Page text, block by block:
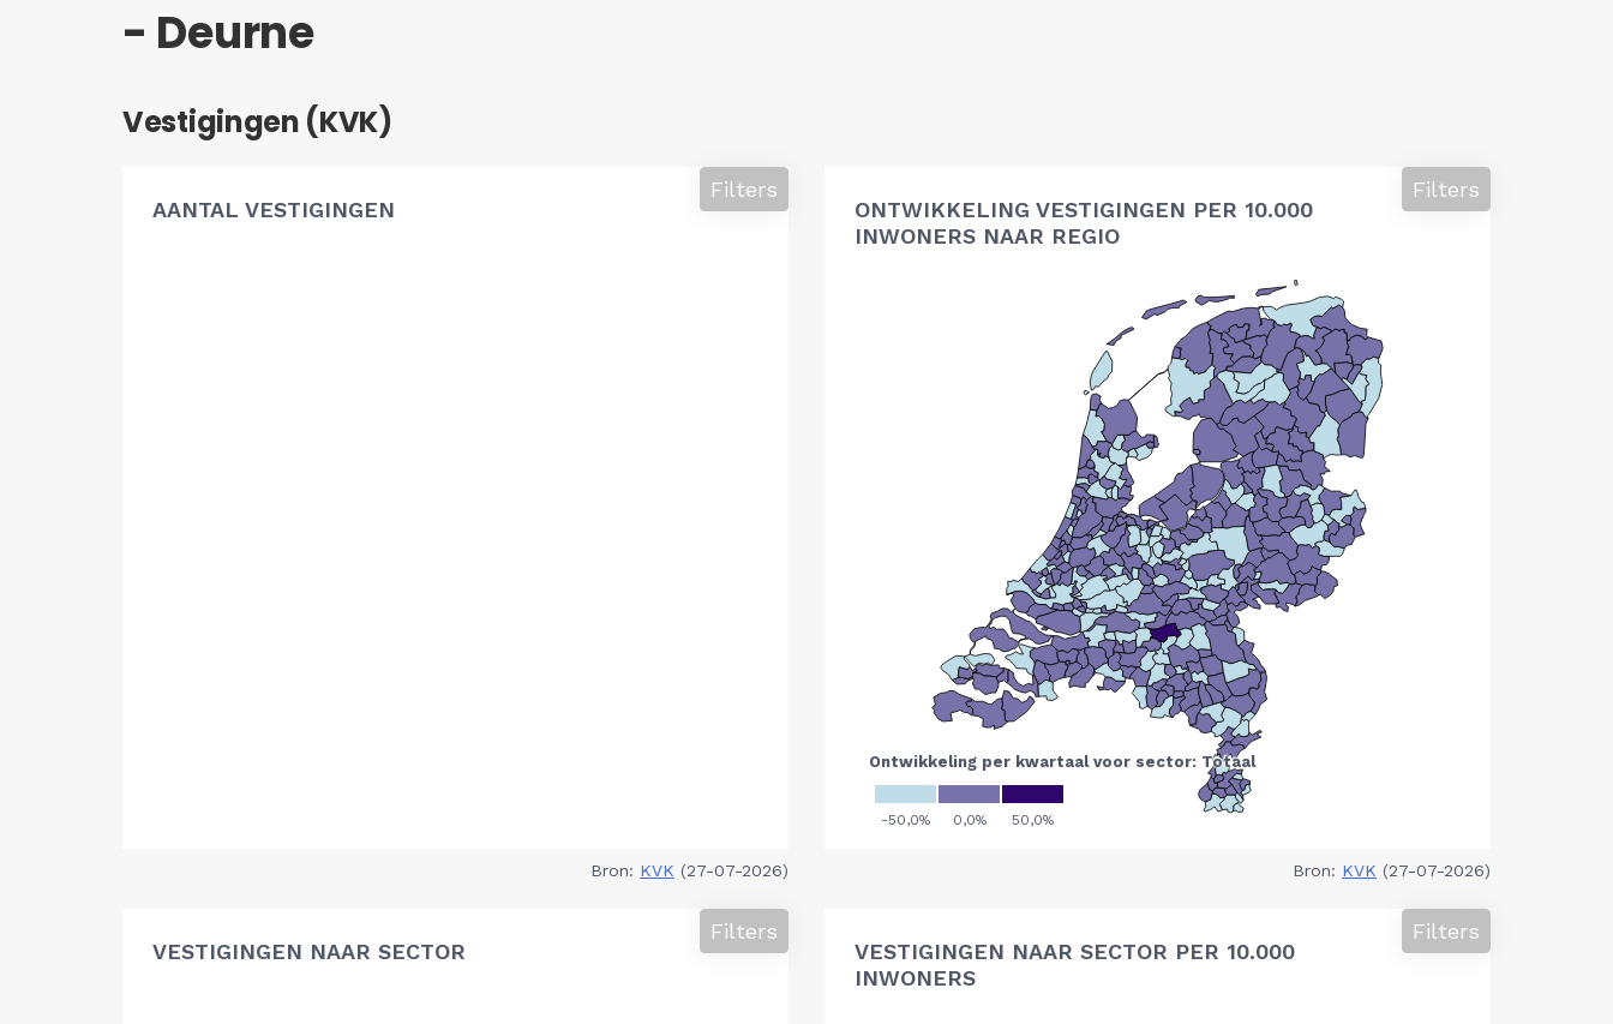
- Deurne
Vestigingen (KVK)
AANTAL VESTIGINGEN
Filters
Bron: KVK (27-07-2026)
ONTWIKKELING VESTIGINGEN PER 10.000
INWONERS NAAR REGIO
Filters
Bron: KVK (27-07-2026)
VESTIGINGEN NAAR SECTOR
Filters
VESTIGINGEN NAAR SECTOR PER 10.000
INWONERS
Filters